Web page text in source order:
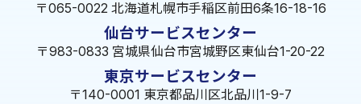
〒065-0022 北海道札幌市手稲区前田6条16-18-16
仙台サービスセンター
〒983-0833 宮城県仙台市宮城野区東仙台1-20-22
東京サービスセンター
〒140-0001 東京都品川区北品川1-9-7